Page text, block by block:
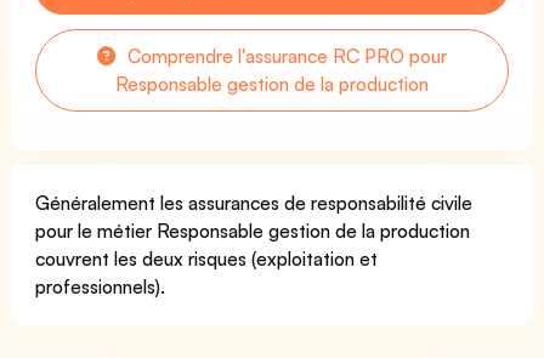
Comprendre l'assurance RC PRO pour
Responsable gestion de la production
Généralement les assurances de responsabilité civile
pour le métier Responsable gestion de la production
couvrent les deux risques (exploitation et
professionnels).